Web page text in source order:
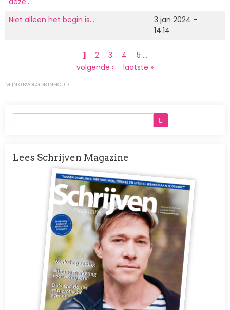
Niet alleen het begin is…
3 jan 2024 -
14:14
Huidige
pagina
1 Page
2 Page
3 Page
4 Page
5 …
Volgende
volgende ›
Laatste
laatste »
MIJN GEVOLGDE INHOUD
Lees Schrijven Magazine
Afbeelding